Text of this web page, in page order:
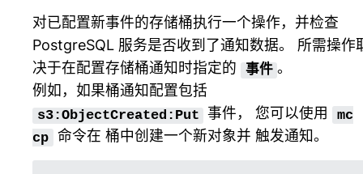
对已配置新事件的存储桶执行一个操作，并检查
PostgreSQL 服务是否收到了通知数据。 所需操作
决于在配置存储桶通知时指定的
事件 。
例如，如果桶通知配置包括
s3:ObjectCreated:Put 事件， 您可以使用
mc
cp 命令在 桶中创建一个新对象并 触发通知。